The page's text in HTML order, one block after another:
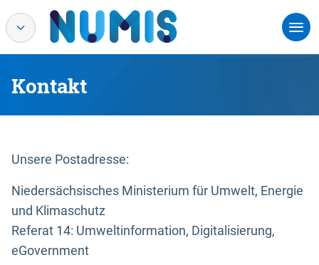
Kontakt
Unsere Postadresse:
Niedersächsisches Ministerium für Umwelt, Energie
und Klimaschutz
Referat 14: Umweltinformation, Digitalisierung,
eGovernment